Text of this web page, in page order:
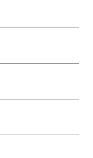
ス
ース
ス
ース